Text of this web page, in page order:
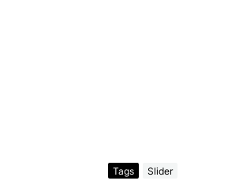
Tags Slider